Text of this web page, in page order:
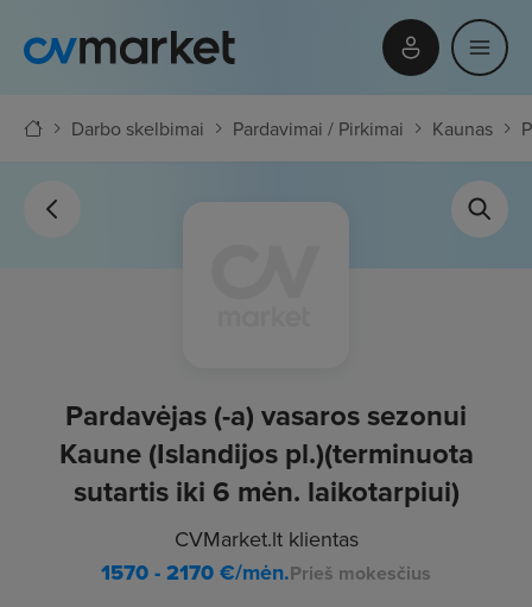
Darbo skelbimai Pardavimai / Pirkimai Kaunas
Pardavėjas (-a) vasaros sezonui
Kaune (Islandijos pl.)(terminuota
sutartis iki 6 mėn. laikotarpiui)
CVMarket.lt klientas
1570 - 2170€/mėn.Prieš mokesčius